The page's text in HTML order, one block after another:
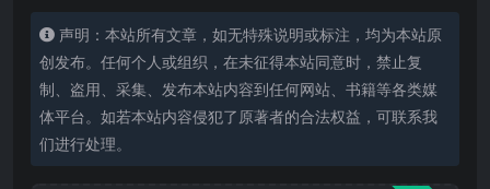
声明：本站所有文章，如无特殊说明或标注，均为本站原
创发布。任何个人或组织，在未征得本站同意时，禁止复
制、盗用、采集、发布本站内容到任何网站、书籍等各类媒
体平台。如若本站内容侵犯了原著者的合法权益，可联系我
们进行处理。